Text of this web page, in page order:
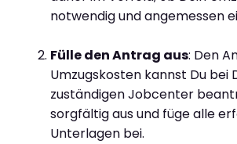
notwendig und angemessen
Fülle den Antrag aus: Den
Umzugskosten kannst Du bei
zuständigen Jobcenter
sorgfältig aus und füge alle
Unterlagen bei.